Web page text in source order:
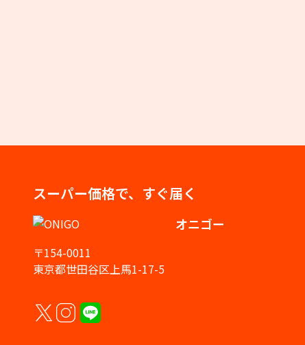
スーパー価格で、すぐ届く
オニゴー
〒154-0011
東京都世田谷区上馬1-17-5